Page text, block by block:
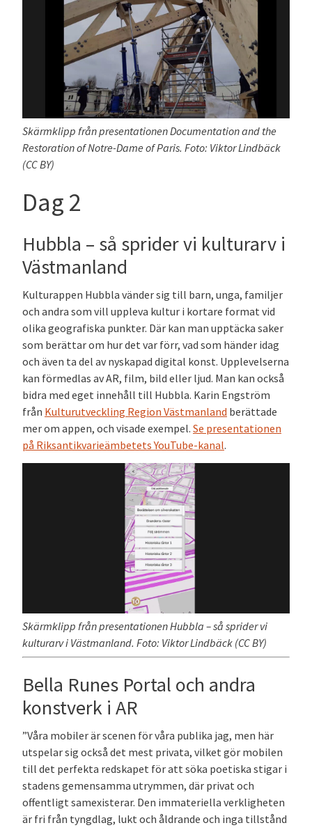
Skärmklipp från presentationen Documentation and the
Restoration of Notre-Dame of Paris. Foto: Viktor Lindbäck
(CC BY)
Dag 2
Hubbla – så sprider vi kulturarv i
Västmanland
Kulturappen Hubbla vänder sig till barn, unga, familjer
och andra som vill uppleva kultur i kortare format vid
olika geografiska punkter. Där kan man upptäcka saker
som berättar om hur det var förr, vad som händer idag
och även ta del av nyskapad digital konst. Upplevelserna
kan förmedlas av AR, film, bild eller ljud. Man kan också
bidra med eget innehåll till Hubbla. Karin Engström
från Kulturutveckling Region Västmanland berättade
mer om appen, och visade exempel. Se presentationen
på Riksantikvarieämbetets YouTube-kanal.
Skärmklipp från presentationen Hubbla – så sprider vi
kulturarv i Västmanland. Foto: Viktor Lindbäck (CC BY)
Bella Runes Portal och andra
konstverk i AR
”Våra mobiler är scenen för våra publika jag, men här
utspelar sig också det mest privata, vilket gör mobilen
till det perfekta redskapet för att söka poetiska stigar i
stadens gemensamma utrymmen, där privat och
offentligt samexisterar. Den immateriella verkligheten
är fri från tyngdlag, lukt och åldrande och inga tillstånd